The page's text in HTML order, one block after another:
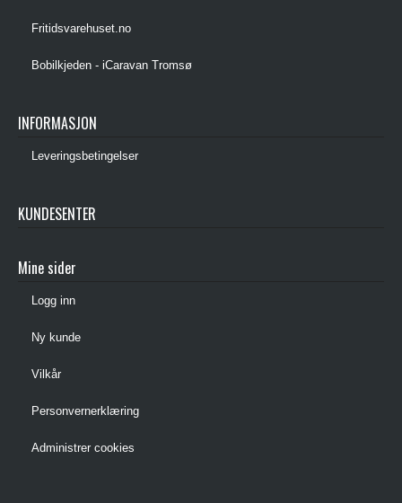
Fritidsvarehuset.no
Bobilkjeden - iCaravan Tromsø
INFORMASJON
Leveringsbetingelser
KUNDESENTER
Mine sider
Logg inn
Ny kunde
Vilkår
Personvernerklæring
Administrer cookies